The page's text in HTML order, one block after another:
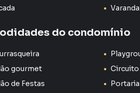
Estratégica
a importantes centros
, facilitando sua mobilidade.
de Lazer Completa
Spazio Splendido possui
Varanda
do condomínio
gourmet
de Festas
Portaria